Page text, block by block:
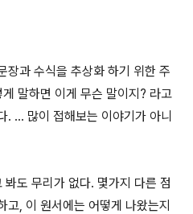
장과 수식을 추상화 하기 위한 주
말하면 이게 무슨 말이지? 라고
. ... 많이 접해보는 이야기가 아니
도 무리가 없다. 몇가지 다른 점
, 이 원서에는 어떻게 나왔는지